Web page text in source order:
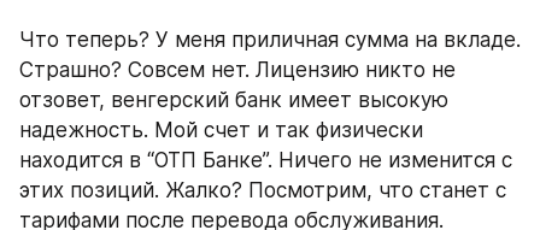
Что теперь? У меня приличная сумма на вкладе.
Страшно? Совсем нет. Лицензию никто не
отзовет, венгерский банк имеет высокую
надежность. Мой счет и так физически
находится в “ОТП Банке”. Ничего не изменится с
этих позиций. Жалко? Посмотрим, что станет с
тарифами после перевода обслуживания.